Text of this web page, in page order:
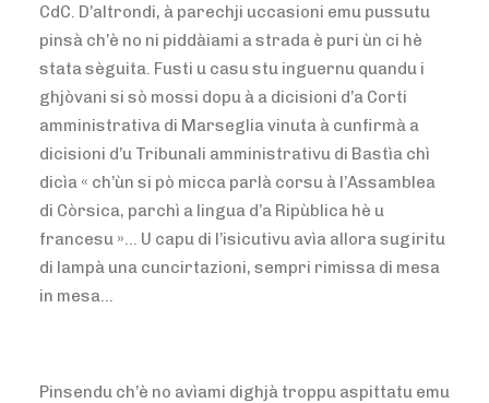
CdC. D’altrondi, à parechji uccasioni emu pussutu
pinsà ch’è no ni piddàiami a strada è puri ùn ci hè
stata sèguita. Fusti u casu stu inguernu quandu i
ghjòvani si sò mossi dopu à a dicisioni d’a Corti
amministrativa di Marseglia vinuta à cunfirmà a
dicisioni d’u Tribunali amministrativu di Bastìa chì
dicìa « ch’ùn si pò micca parlà corsu à l’Assamblea
di Còrsica, parchì a lingua d’a Ripùblica hè u
francesu »… U capu di l’isicutivu avìa allora sugiritu
di lampà una cuncirtazioni, sempri rimissa di mesa
in mesa…
Pinsendu ch’è no avìami dighjà troppu aspittatu emu